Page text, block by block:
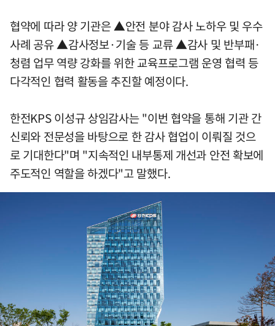
협약에 따라 양 기관은 ▲안전 분야 감사 노하우 및 우수
사례 공유 ▲감사정보·기술 등 교류 ▲감사 및 반부패·
청렴 업무 역량 강화를 위한 교육프로그램 운영 협력 등
다각적인 협력 활동을 추진할 예정이다.
한전KPS 이성규 상임감사는 "이번 협약을 통해 기관 간
신뢰와 전문성을 바탕으로 한 감사 협업이 이뤄질 것으
로 기대한다"며 "지속적인 내부통제 개선과 안전 확보에
주도적인 역할을 하겠다"고 말했다.